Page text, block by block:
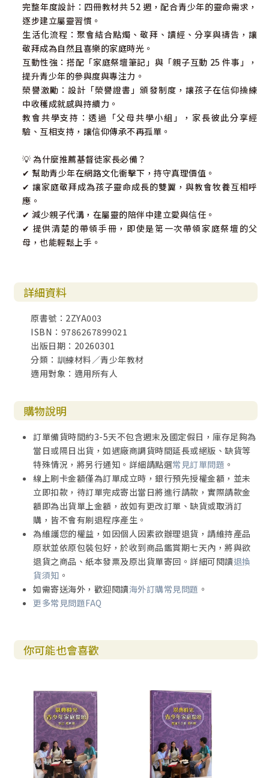
完整年度設計：四冊教材共 52 週，配合青少年的靈命需求，
逐步建立屬靈習慣。
生活化流程：聚會結合點燭、敬拜、讀經、分享與禱告，讓
敬拜成為自然且喜樂的家庭時光。
互動性強：搭配「家庭祭壇筆記」與「親子互動 25 件事」，
提升青少年的參與度與專注力。
榮譽激勵：設計「榮譽證書」頒發制度，讓孩子在信仰操練
中收穫成就感與持續力。
教會共學支持：透過「父母共學小組」，家長彼此分享經
驗、互相支持，讓信仰傳承不再孤單。
💡 為什麼推薦基督徒家長必備？
✔ 幫助青少年在網路文化衝擊下，持守真理價值。
✔ 讓家庭敬拜成為孩子靈命成長的雙翼，與教會牧養互相呼
應。
✔ 減少親子代溝，在屬靈的陪伴中建立愛與信任。
✔ 提供清楚的帶領手冊，即使是第一次帶領家庭祭壇的父
母，也能輕鬆上手。
詳細資料
原書號：2ZYA003
ISBN：9786267899021
出版日期：20260301
分類：訓練材料／青少年教材
適用對象：適用所有人
購物說明
訂單備貨時間約3-5天不包含週末及國定假日，庫存足夠為
當日或隔日出貨，如遇廠商調貨時間延長或絕版、缺貨等
特殊情況，將另行通知。詳細請點選常見訂單問題 。
線上刷卡金額僅為訂單成立時，銀行預先授權金額，並未
立即扣款，待訂單完成寄出當日將進行請款，實際請款金
額即為出貨單上金額，故如有更改訂單、缺貨或取消訂
購，皆不會有刷退程序產生。
為維護您的權益，如因個人因素欲辦理退貨，請維持產品
原狀並依原包裝包好，於收到商品鑑賞期七天內，將與欲
退貨之商品、紙本發票及原出貨單寄回。詳細可閱讀退換
貨須知 。
如需寄送海外，歡迎閱讀海外訂購常見問題 。
更多常見問題FAQ
你可能也會喜歡